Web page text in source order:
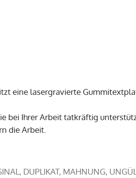
eine lasergravierte
bei Ihrer Arbeit tatkräftig
die Arbeit.
DUPLIKAT, MAHNUNG,